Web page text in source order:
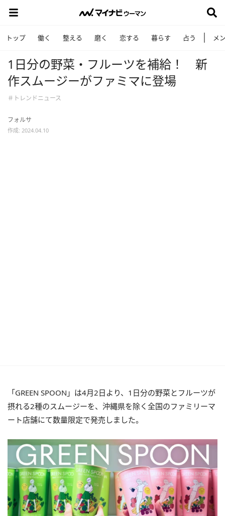
トップ 働く 整える 磨く 恋する 暮らす 占う メ
1日分の野菜・フルーツを補給！ 新
作スムージーがファミマに登場
＃トレンドニュース
フォルサ
作成: 2024.04.10
「GREEN SPOON」は4月2日より、1日分の野菜とフルーツが
摂れる2種のスムージーを、沖縄県を除く全国のファミリーマ
ート店舗にて数量限定で発売しました。